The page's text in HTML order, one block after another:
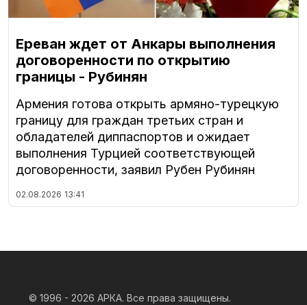
Ереван ждет от Анкары выполнения
договоренности по открытию
границы - Рубинян
Армения готова открыть армяно-турецкую
границу для граждан третьих стран и
обладателей диппаспортов и ожидает
выполнения Турцией соответствующей
договоренности, заявил Рубен Рубинян
02.08.2026 13:41
© 1996 - 2026 АРКА. Все права защищены.